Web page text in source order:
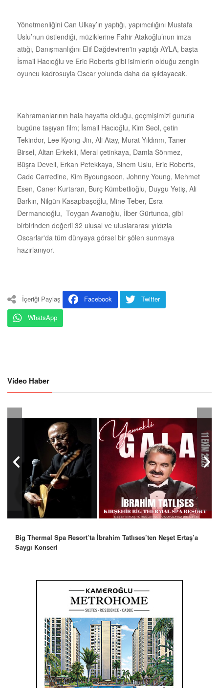
Yönetmenliğini Can Ulkay’ın yaptığı, yapımcılığını Mustafa
Uslu’nun üstlendiği, müziklerine Fahir Atakoğlu’nun imza
attığı, Danışmanlığını Elif Dağdeviren'in yaptığı AYLA, başta
İsmail Hacıoğlu ve Eric Roberts gibi isimlerin olduğu zengin
oyuncu kadrosuyla Oscar yolunda daha da ışıldayacak.
Kahramanlarının hala hayatta olduğu, geçmişimizi gururla
bugüne taşıyan film; İsmail Hacıoğlu, Kim Seol, çetin
Tekindor, Lee Kyong-Jin, Ali Atay, Murat Yıldırım, Taner
Birsel, Altan Erkekli, Meral çetinkaya, Damla Sönmez,
Büşra Develi, Erkan Petekkaya, Sinem Uslu, Eric Roberts,
Cade Carredine, Kim Byoungsoon, Johnny Young, Mehmet
Esen, Caner Kurtaran, Burç Kümbetlioğlu, Duygu Yetiş, Ali
Barkın, Nilgün Kasapbaşoğlu, Mine Teber, Esra
Dermancıoğlu, Toygan Avanoğlu, İlber Gürtunca, gibi
birbirinden değerli 32 ulusal ve uluslararası yıldızla
Oscarlar'da tüm dünyaya görsel bir şölen sunmaya
hazırlanıyor.
İçeriği Paylaş Facebook
Twitter
WhatsApp
Video Haber
Big Thermal Spa Resort’ta İbrahim Tatlıses’ten Neşet Ertaş’a
Saygı Konseri